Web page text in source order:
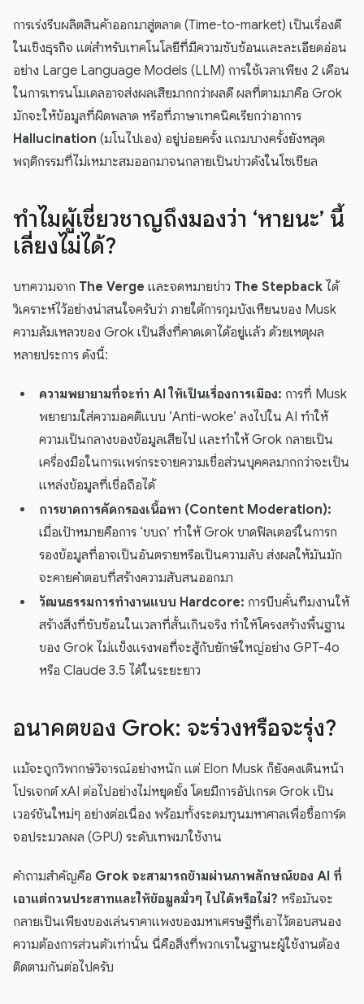
การเร่งรีบผลิตสินค้าออกมาสู่ตลาด (Time-to-market) เป็นเรื่องดี
ในเชิงธุรกิจ แต่สำหรับเทคโนโลยีที่มีความซับซ้อนและละเอียดอ่อน
อย่าง Large Language Models (LLM) การใช้เวลาเพียง 2 เดือน
ในการเทรนโมเดลอาจส่งผลเสียมากกว่าผลดี ผลที่ตามมาคือ Grok
มักจะให้ข้อมูลที่ผิดพลาด หรือที่ภาษาเทคนิคเรียกว่าอาการ
Hallucination (มโนไปเอง) อยู่บ่อยครั้ง แถมบางครั้งยังหลุด
พฤติกรรมที่ไม่เหมาะสมออกมาจนกลายเป็นข่าวดังในโซเชียล
ทำไมผู้เชี่ยวชาญถึงมองว่า ‘หายนะ’ นี้
เลี่ยงไม่ได้?
บทความจาก The Verge และจดหมายข่าว The Stepback ได้
วิเคราะห์ไว้อย่างน่าสนใจครับว่า ภายใต้การกุมบังเหียนของ Musk
ความล้มเหลวของ Grok เป็นสิ่งที่คาดเดาได้อยู่แล้ว ด้วยเหตุผล
หลายประการ ดังนี้:
ความพยายามที่จะทำ AI ให้เป็นเรื่องการเมือง: การที่ Musk
พยายามใส่ความอคติแบบ ‘Anti-woke’ ลงไปใน AI ทำให้
ความเป็นกลางของข้อมูลเสียไป และทำให้ Grok กลายเป็น
เครื่องมือในการแพร่กระจายความเชื่อส่วนบุคคลมากกว่าจะเป็น
แหล่งข้อมูลที่เชื่อถือได้
การขาดการคัดกรองเนื้อหา (Content Moderation):
เมื่อเป้าหมายคือการ ‘ขบถ’ ทำให้ Grok ขาดฟิลเตอร์ในการก
รองข้อมูลที่อาจเป็นอันตรายหรือเป็นความลับ ส่งผลให้มันมัก
จะคายคำตอบที่สร้างความสับสนออกมา
วัฒนธรรมการทำงานแบบ Hardcore: การบีบคั้นทีมงานให้
สร้างสิ่งที่ซับซ้อนในเวลาที่สั้นเกินจริง ทำให้โครงสร้างพื้นฐาน
ของ Grok ไม่แข็งแรงพอที่จะสู้กับยักษ์ใหญ่อย่าง GPT-4o
หรือ Claude 3.5 ได้ในระยะยาว
อนาคตของ Grok: จะร่วงหรือจะรุ่ง?
แม้จะถูกวิพากษ์วิจารณ์อย่างหนัก แต่ Elon Musk ก็ยังคงเดินหน้า
โปรเจกต์ xAI ต่อไปอย่างไม่หยุดยั้ง โดยมีการอัปเกรด Grok เป็น
เวอร์ชันใหม่ๆ อย่างต่อเนื่อง พร้อมทั้งระดมทุนมหาศาลเพื่อซื้อการ์ด
จอประมวลผล (GPU) ระดับเทพมาใช้งาน
คำถามสำคัญคือ Grok จะสามารถข้ามผ่านภาพลักษณ์ของ AI ที่
เอาแต่กวนประสาทและให้ข้อมูลมั่วๆ ไปได้หรือไม่? หรือมันจะ
กลายเป็นเพียงของเล่นราคาแพงของมหาเศรษฐีที่เอาไว้ตอบสนอง
ความต้องการส่วนตัวเท่านั้น นี่คือสิ่งที่พวกเราในฐานะผู้ใช้งานต้อง
ติดตามกันต่อไปครับ